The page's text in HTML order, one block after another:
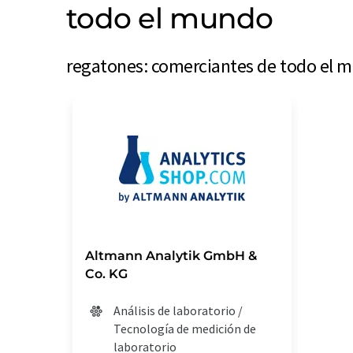
todo el mundo
regatones: comerciantes de todo el
Altmann Analytik GmbH &
Co. KG
Análisis de laboratorio /
Tecnología de medición de
laboratorio